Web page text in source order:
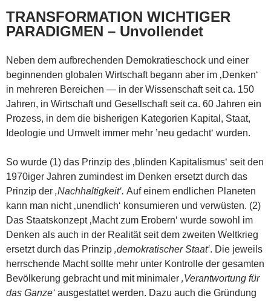
TRANSFORMATION WICHTIGER
PARADIGMEN – Unvollendet
Neben dem aufbrechenden Demokratieschock und einer
beginnenden globalen Wirtschaft begann aber im ‚Denken‘
in mehreren Bereichen — in der Wissenschaft seit ca. 150
Jahren, in Wirtschaft und Gesellschaft seit ca. 60 Jahren ein
Prozess, in dem die bisherigen Kategorien Kapital, Staat,
Ideologie und Umwelt immer mehr ’neu gedacht‘ wurden.
So wurde (1) das Prinzip des ‚blinden Kapitalismus‘ seit den
1970iger Jahren zumindest im Denken ersetzt durch das
Prinzip der ‚Nachhaltigkeit‘. Auf einem endlichen Planeten
kann man nicht ‚unendlich‘ konsumieren und verwüsten. (2)
Das Staatskonzept ‚Macht zum Erobern‘ wurde sowohl im
Denken als auch in der Realität seit dem zweiten Weltkrieg
ersetzt durch das Prinzip ‚demokratischer Staat‘. Die jeweils
herrschende Macht sollte mehr unter Kontrolle der gesamten
Bevölkerung gebracht und mit minimaler ‚Verantwortung für
das Ganze‘ ausgestattet werden. Dazu auch die Gründung